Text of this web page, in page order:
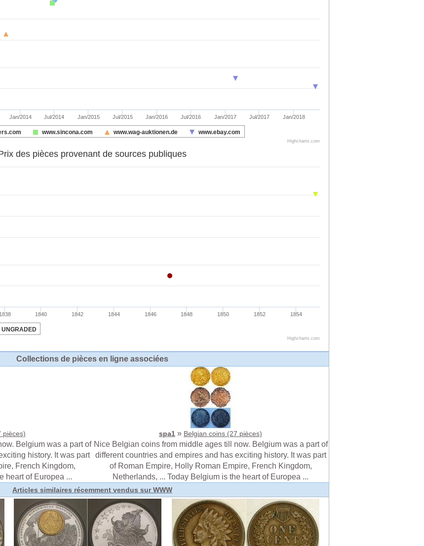
Collections de pièces en ligne associées
pièces)
Belgium was a part of
history. It was part
French Kingdom,
heart of Europea ...
spa1 » Belgian coins (27 pièces)
Nice Belgian coins from middle ages till now. Belgium was a part of
different countries and empires and has exciting history. It was part
of Roman Empire, Holly Roman Empire, French Kingdom,
Netherlands, ... Today Belgium is the heart of Europea ...
Articles similaires récemment vendus sur WWW